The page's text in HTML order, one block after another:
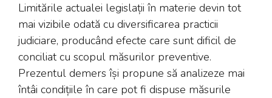
Limitările actualei legislații în materie devin tot
mai vizibile odată cu diversificarea practicii
judiciare, producând efecte care sunt dificil de
conciliat cu scopul măsurilor preventive.
Prezentul demers își propune să analizeze mai
întâi condițiile în care pot fi dispuse măsurile